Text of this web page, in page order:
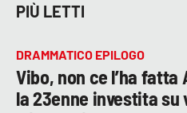
PIÙ LETTI
DRAMMATICO EPILOGO
Vibo, non ce l’ha
la 23enne investita